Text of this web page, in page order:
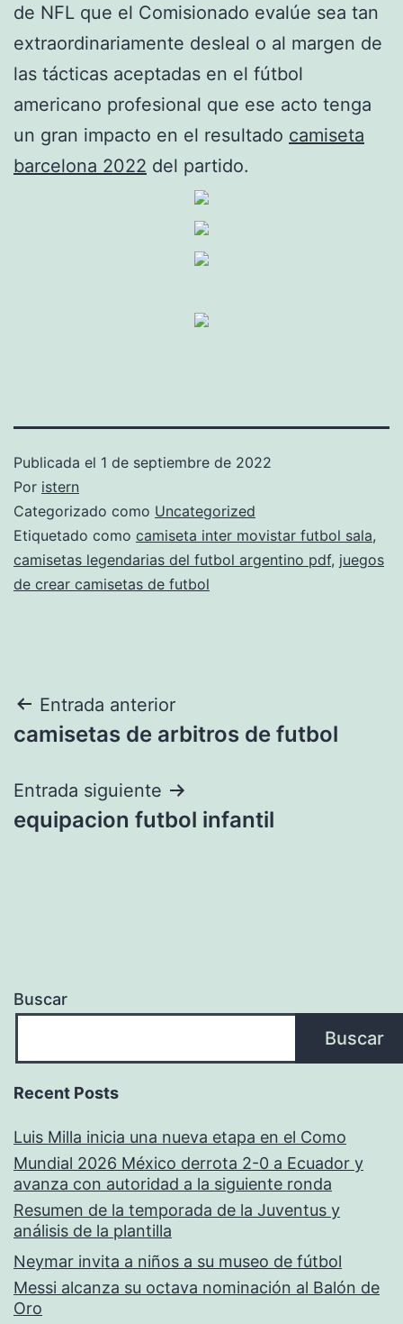
de NFL que el Comisionado evalúe sea tan
extraordinariamente desleal o al margen de
las tácticas aceptadas en el fútbol
americano profesional que ese acto tenga
un gran impacto en el resultado camiseta
barcelona 2022 del partido.
Publicada el 1 de septiembre de 2022
Por istern
Categorizado como Uncategorized
Etiquetado como camiseta inter movistar futbol sala,
camisetas legendarias del futbol argentino pdf, juegos
de crear camisetas de futbol
Navegación
de
entradas
Entrada anterior
camisetas de arbitros de futbol
Entrada siguiente
equipacion futbol infantil
Buscar
Buscar
Recent Posts
Luis Milla inicia una nueva etapa en el Como
Mundial 2026 México derrota 2-0 a Ecuador y
avanza con autoridad a la siguiente ronda
Resumen de la temporada de la Juventus y
análisis de la plantilla
Neymar invita a niños a su museo de fútbol
Messi alcanza su octava nominación al Balón de
Oro